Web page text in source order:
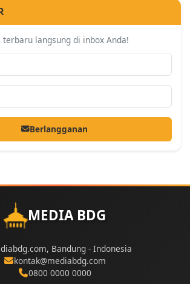
langsung di inbox Anda!
Berlangganan
MEDIA BDG
Bandung - Indonesia
kontak@mediabdg.com
0800 0000 0000